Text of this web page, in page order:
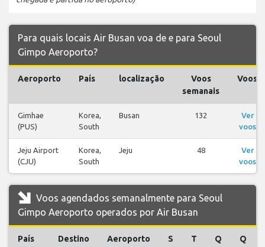
Para quais locais Air Busan voa de e para Seoul
Gimpo Aeroporto?
Aeroporto País localização
Voos
semanais
Voos
Gimhae
(PUS)
Korea,
South
Busan 132
Ver
voos
Jeju Airport
(CJU)
Korea,
South
Jeju 48
Ver
voos
Voos agendados semanalmente para Seoul
Gimpo Aeroporto operados por Air Busan
País Destino Aeroporto S T Q Q